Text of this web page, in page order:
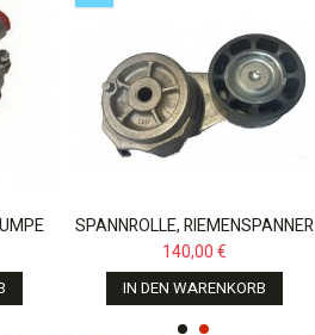
818
SPANNROLLE, RIEMENSPANNER
FÜR NEW HOLLAND TM,CASE...
140,00 €
IN DEN WARENKORB